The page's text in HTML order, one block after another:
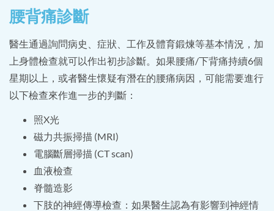
腰背痛診斷
醫生通過詢問病史、症狀、工作及體育鍛煉等基本情況，加
上身體檢查就可以作出初步診斷。如果腰痛/下背痛持續6個
星期以上，或者醫生懷疑有潛在的腰痛病因，可能需要進行
以下檢查來作進一步的判斷：
照X光
磁力共振掃描 (MRI)
電腦斷層掃描 (CT scan)
血液檢查
脊髓造影
下肢的神經傳導檢查：如果醫生認為有影響到神經情